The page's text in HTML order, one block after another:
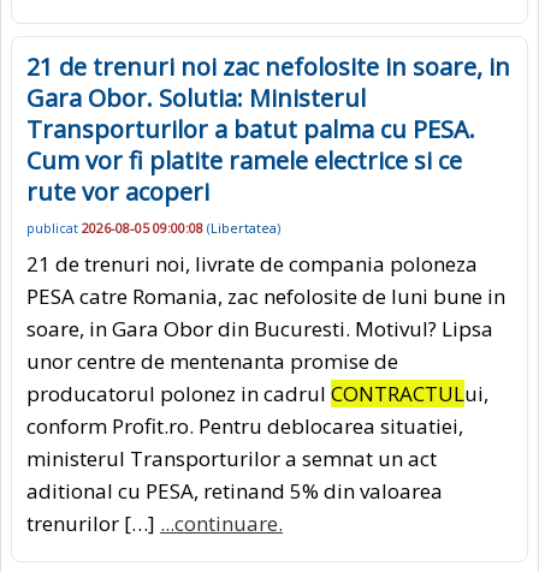
21 de trenuri noi zac nefolosite in soare, in
Gara Obor. Solutia: Ministerul
Transporturilor a batut palma cu PESA.
Cum vor fi platite ramele electrice si ce
rute vor acoperi
publicat 2026-08-05 09:00:08 (Libertatea)
21 de trenuri noi, livrate de compania poloneza
PESA catre Romania, zac nefolosite de luni bune in
soare, in Gara Obor din Bucuresti. Motivul? Lipsa
unor centre de mentenanta promise de
producatorul polonez in cadrul CONTRACTULui,
conform Profit.ro. Pentru deblocarea situatiei,
ministerul Transporturilor a semnat un act
aditional cu PESA, retinand 5% din valoarea
trenurilor […] ...continuare.